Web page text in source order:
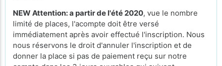
NEW Attention: a partir de l'été 2020, vue le nombre
limité de places, l'acompte doit être versé
immédiatement après avoir effectué l'inscription. Nous
nous réservons le droit d'annuler l'inscription et de
donner la place si pas de paiement reçu sur notre